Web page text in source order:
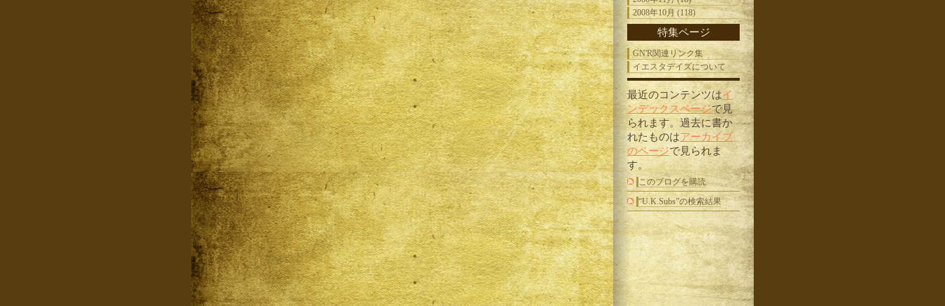
2008年10月 (118)
特集ページ
GN'R関連リンク集
イエスタデイズについて
最近のコンテンツはイ
ンデックスページで見
られます。過去に書か
れたものはアーカイブ
のページで見られま
す。
このブログを購読
“U.K.Subs”の検索結果